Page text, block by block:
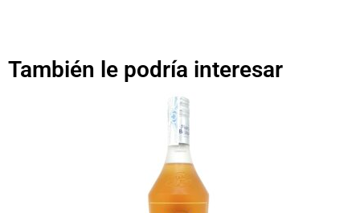
También le podría interesar